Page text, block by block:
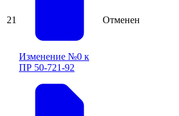
21
Изменение №0 к
ПР 50-721-92
Отменен